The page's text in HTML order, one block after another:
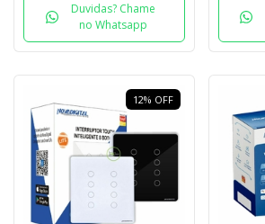
Duvidas? Chame
no Whatsapp
12% OFF